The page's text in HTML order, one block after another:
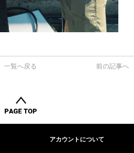
一覧へ戻る 前の記事へ
アカウントについて